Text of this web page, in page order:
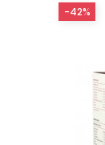
-42%